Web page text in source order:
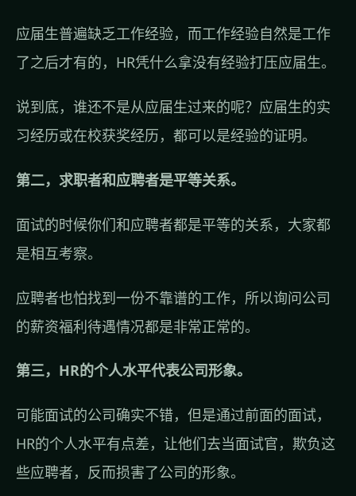
应届生普遍缺乏工作经验，而工作经验自然是工作
了之后才有的，HR凭什么拿没有经验打压应届生。
说到底，谁还不是从应届生过来的呢？应届生的实
习经历或在校获奖经历，都可以是经验的证明。
第二，求职者和应聘者是平等关系。
面试的时候你们和应聘者都是平等的关系，大家都
是相互考察。
应聘者也怕找到一份不靠谱的工作，所以询问公司
的薪资福利待遇情况都是非常正常的。
第三，HR的个人水平代表公司形象。
可能面试的公司确实不错，但是通过前面的面试，
HR的个人水平有点差，让他们去当面试官，欺负这
些应聘者，反而损害了公司的形象。